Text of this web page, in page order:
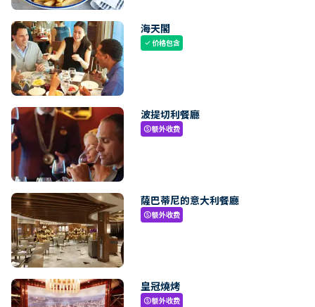
海天閣
check价格包含
波提切利餐廳
paid额外收费
薩巴蒂尼的意大利餐廳
paid额外收费
皇冠燒烤
paid额外收费